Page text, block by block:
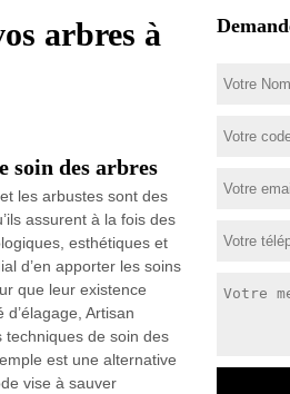
arbres à
soin des arbres
les arbustes sont des
assurent à la fois des
esthétiques et
d’en apporter les soins
que leur existence
Artisan
de soin des
est une alternative
vise à sauver